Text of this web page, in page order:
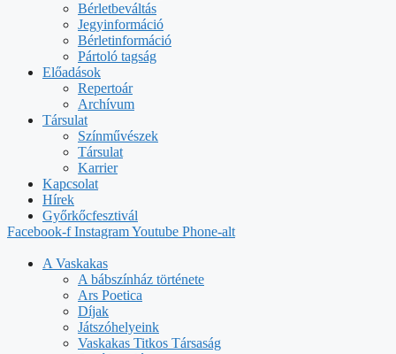
Bérletbeváltás
Jegyinformáció
Bérletinformáció
Pártoló tagság
Előadások
Repertoár
Archívum
Társulat
Színművészek
Társulat
Karrier
Kapcsolat
Hírek
Győrkőcfesztivál
Facebook-f InstagramYoutube Phone-alt
A Vaskakas
A bábszínház története
Ars Poetica
Díjak
Játszóhelyeink
Vaskakas Titkos Társaság